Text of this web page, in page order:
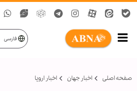
فارسی
صفحه اصلی اخبار جهان اخبار اروپا